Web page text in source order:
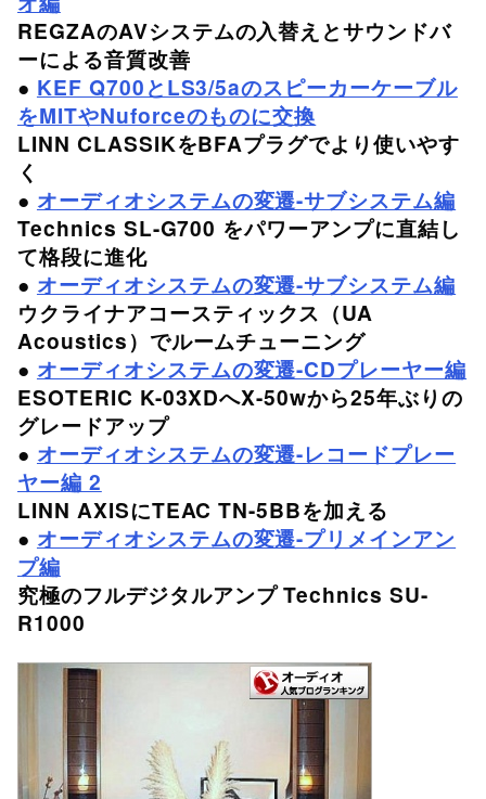
REGZAのAVシステムの入替えとサウンドバ
ーによる音質改善
● KEF Q700とLS3/5aのスピーカーケーブル
をMITやNuforceのものに交換
LINN CLASSIKをBFAプラグでより使いやす
く
● オーディオシステムの変遷-サブシステム編
Technics SL-G700 をパワーアンプに直結し
て格段に進化
● オーディオシステムの変遷-サブシステム編
ウクライナアコースティックス（UA
Acoustics）でルームチューニング
● オーディオシステムの変遷-CDプレーヤー編
ESOTERIC K-03XDへX-50wから25年ぶりの
グレードアップ
● オーディオシステムの変遷-レコードプレー
ヤー編 2
LINN AXISにTEAC TN-5BBを加える
● オーディオシステムの変遷-プリメインアン
プ編
究極のフルデジタルアンプ Technics SU-
R1000